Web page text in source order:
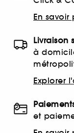
En savoir
Livraison
à
Explorer
et